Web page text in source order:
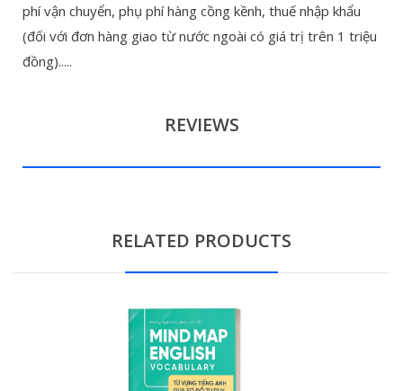
phí vận chuyển, phụ phí hàng cồng kềnh, thuế nhập khẩu
(đối với đơn hàng giao từ nước ngoài có giá trị trên 1 triệu
đồng).....
REVIEWS
RELATED PRODUCTS